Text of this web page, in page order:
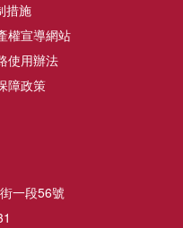
措施
權宣導網站
使用辦法
障政策
一段56號